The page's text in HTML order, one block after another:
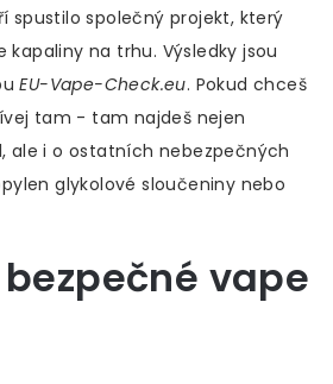
spustilo společný projekt, který
na trhu. Výsledky jsou
EU-Vape-Check.eu. Pokud chceš
tam - tam najdeš nejen
ale i o ostatních nebezpečných
glykolové sloučeniny nebo
vape